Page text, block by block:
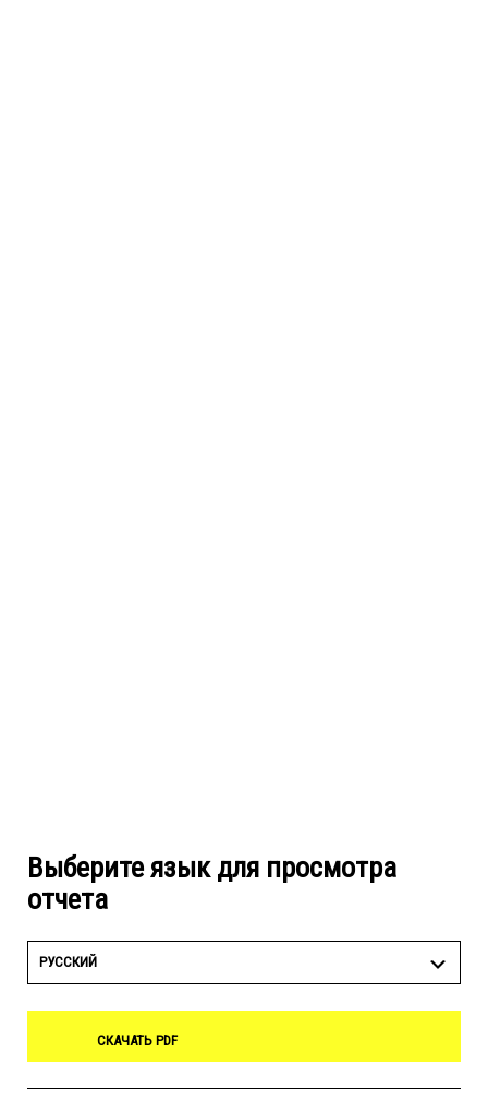
Выберите язык для просмотра
отчета
РУССКИЙ
СКАЧАТЬ PDF